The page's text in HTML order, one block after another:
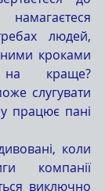
людей,
кроками
на краще?
слугувати
працює пані
коли
компанії
виключно